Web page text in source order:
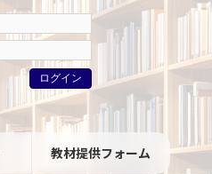
教材提供フォーム